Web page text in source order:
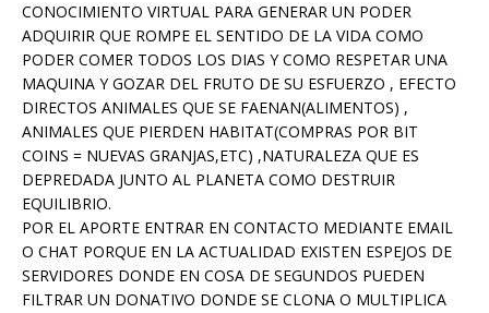
CONOCIMIENTO VIRTUAL PARA GENERAR UN PODER
ADQUIRIR QUE ROMPE EL SENTIDO DE LA VIDA COMO
PODER COMER TODOS LOS DIAS Y COMO RESPETAR UNA
MAQUINA Y GOZAR DEL FRUTO DE SU ESFUERZO , EFECTO
DIRECTOS ANIMALES QUE SE FAENAN(ALIMENTOS) ,
ANIMALES QUE PIERDEN HABITAT(COMPRAS POR BIT
COINS = NUEVAS GRANJAS,ETC) ,NATURALEZA QUE ES
DEPREDADA JUNTO AL PLANETA COMO DESTRUIR
EQUILIBRIO.
POR EL APORTE ENTRAR EN CONTACTO MEDIANTE EMAIL
O CHAT PORQUE EN LA ACTUALIDAD EXISTEN ESPEJOS DE
SERVIDORES DONDE EN COSA DE SEGUNDOS PUEDEN
FILTRAR UN DONATIVO DONDE SE CLONA O MULTIPLICA